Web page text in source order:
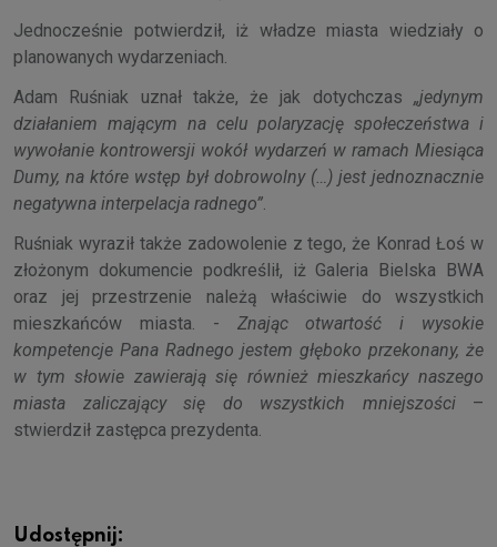
Jednocześnie potwierdził, iż władze miasta wiedziały o
planowanych wydarzeniach.
Adam Ruśniak uznał także, że jak dotychczas „jedynym
działaniem mającym na celu polaryzację społeczeństwa i
wywołanie kontrowersji wokół wydarzeń w ramach Miesiąca
Dumy, na które wstęp był dobrowolny (…) jest jednoznacznie
negatywna interpelacja radnego”
Ruśniak wyraził także zadowolenie z tego, że Konrad Łoś w
złożonym dokumencie podkreślił, iż Galeria Bielska BWA
oraz jej przestrzenie należą właściwie do wszystkich
mieszkańców miasta. - Znając otwartość i wysokie
kompetencje Pana Radnego jestem głęboko przekonany, że
w tym słowie zawierają się również mieszkańcy naszego
miasta zaliczający się do wszystkich mniejszości–
stwierdził zastępca prezydenta.
Udostępnij: